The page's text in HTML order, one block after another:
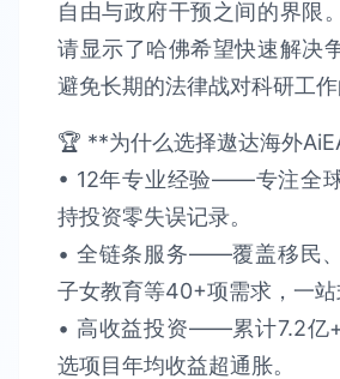
自由与政府干预之间的界限
请显示了哈佛希望快速解决
避免长期的法律战对科研工作
🏆 **为什么选择遨达海外
• 12年专业经验​​——专注全
持​​投资零失误​​记录。
• 全链条服务​​——覆盖移民、
子女教育等40+项需求，​​一站
• 高收益投资​​——累计​​7.2亿
选项目​​年均收益超通胀​​。​​